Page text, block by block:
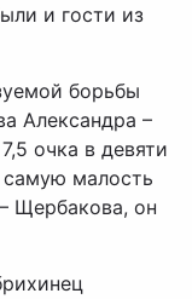
и гости из
борьбы
Александра –
очка в девяти
самую малость
Щербакова, он